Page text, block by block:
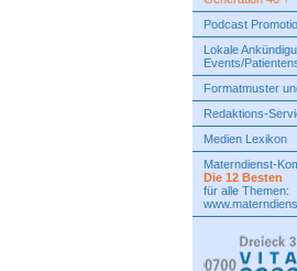
Podcast
Lokale
Events/
Formatmuster
Redaktions-
Medien Lexikon
Materndienst-
Die 12 Besten
für alle Themen: